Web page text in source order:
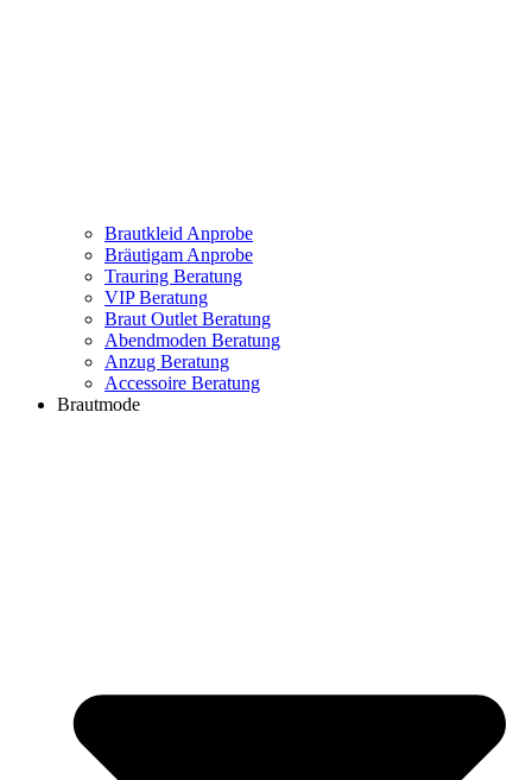
Brautkleid Anprobe
Bräutigam Anprobe
Trauring Beratung
VIP Beratung
Braut Outlet Beratung
Abendmoden Beratung
Anzug Beratung
Accessoire Beratung
Brautmode